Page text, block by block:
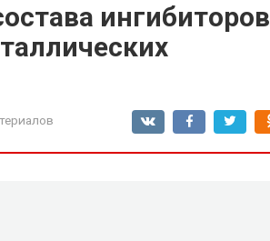
ингибиторов